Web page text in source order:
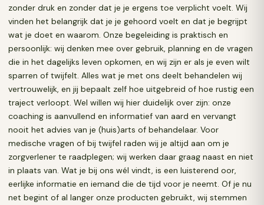
zonder druk en zonder dat je je ergens toe verplicht voelt. Wij
vinden het belangrijk dat je je gehoord voelt en dat je begrijpt
wat je doet en waarom. Onze begeleiding is praktisch en
persoonlijk: wij denken mee over gebruik, planning en de vragen
die in het dagelijks leven opkomen, en wij zijn er als je even wilt
sparren of twijfelt. Alles wat je met ons deelt behandelen wij
vertrouwelijk, en jij bepaalt zelf hoe uitgebreid of hoe rustig een
traject verloopt. Wel willen wij hier duidelijk over zijn: onze
coaching is aanvullend en informatief van aard en vervangt
nooit het advies van je (huis)arts of behandelaar. Voor
medische vragen of bij twijfel raden wij je altijd aan om je
zorgverlener te raadplegen; wij werken daar graag naast en niet
in plaats van. Wat je bij ons wél vindt, is een luisterend oor,
eerlijke informatie en iemand die de tijd voor je neemt. Of je nu
net begint of al langer onze producten gebruikt, wij stemmen